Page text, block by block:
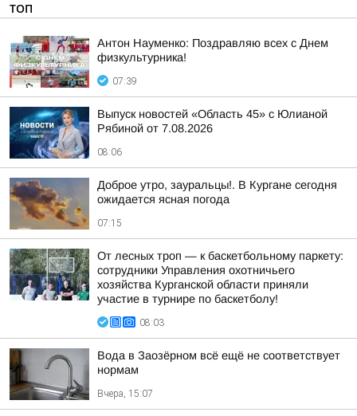
ТОП
Антон Науменко: Поздравляю всех с Днем
физкультурника!
07:39
Выпуск новостей «Область 45» с Юлианой
Рябиной от 7.08.2026
08:06
Доброе утро, зауральцы!. В Кургане сегодня
ожидается ясная погода
07:15
От лесных троп — к баскетбольному паркету:
сотрудники Управления охотничьего
хозяйства Курганской области приняли
участие в турнире по баскетболу!
08:03
Вода в Заозёрном всё ещё не соответствует
нормам
Вчера, 15:07